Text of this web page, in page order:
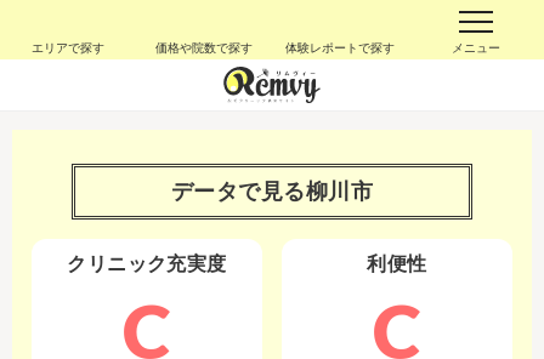
エリアで探す 価格や院数で探す 体験レポートで探す メニュー
データで見る柳川市
クリニック充実度
C
利便性
C